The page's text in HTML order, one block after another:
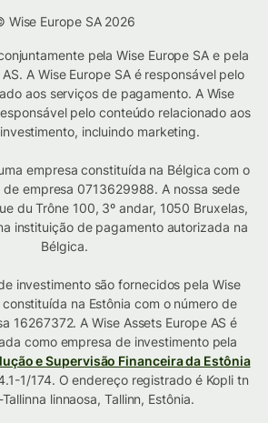
Wise Europe SA 2026
pela Wise Europe SA e pela
A Wise Europe SA é responsável pelo
aos serviços de pagamento. A Wise
pelo conteúdo relacionado aos
incluindo marketing.
empresa constituída na Bélgica com o
empresa 0713629988. A nossa sede
du Trône 100, 3º andar, 1050 Bruxelas,
instituição de pagamento autorizada na
Bélgica.
investimento são fornecidos pela Wise
constituída na Estônia com o número de
16267372. A Wise Assets Europe AS é
como empresa de investimento pela
e Supervisão Financeira da Estônia
1/174. O endereço registrado é Kopli tn
linnaosa, Tallinn, Estônia.